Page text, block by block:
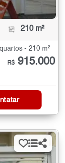
210 m²
- 210 m²
R$ 915.000